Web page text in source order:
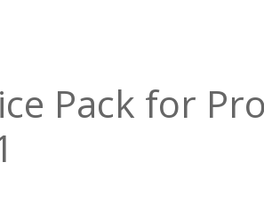
Pack for